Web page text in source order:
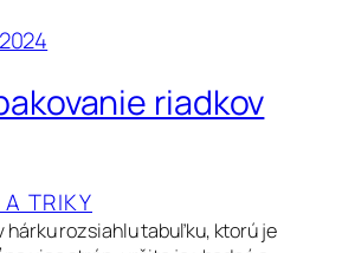
riadkov
TRIKY
hárku rozsiahlu tabuľku, ktorú je